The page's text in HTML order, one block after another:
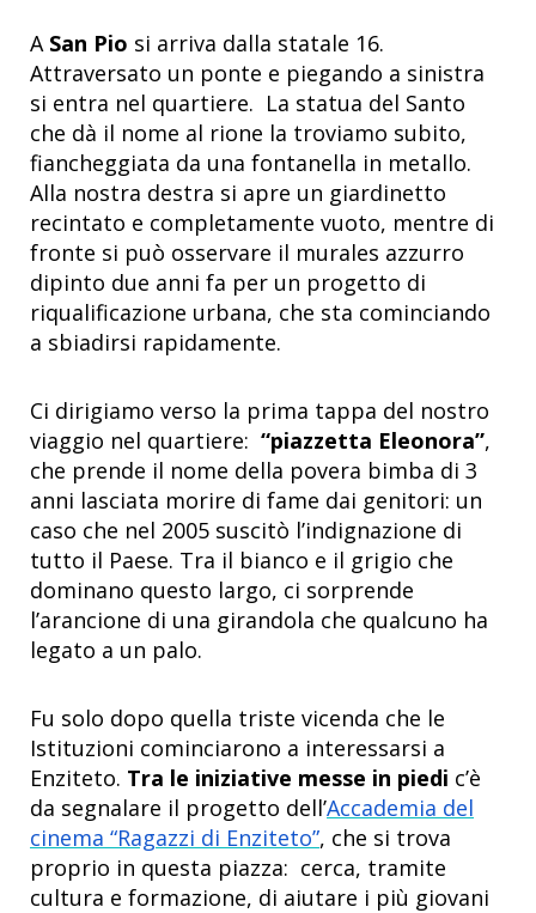
A San Pio si arriva dalla statale 16.
Attraversato un ponte e piegando a sinistra
si entra nel quartiere. La statua del Santo
che dà il nome al rione la troviamo subito,
fiancheggiata da una fontanella in metallo.
Alla nostra destra si apre un giardinetto
recintato e completamente vuoto, mentre di
fronte si può osservare il murales azzurro
dipinto due anni fa per un progetto di
riqualificazione urbana, che sta cominciando
a sbiadirsi rapidamente.
Ci dirigiamo verso la prima tappa del nostro
viaggio nel quartiere: “piazzetta Eleonora”,
che prende il nome della povera bimba di 3
anni lasciata morire di fame dai genitori: un
caso che nel 2005 suscitò l’indignazione di
tutto il Paese. Tra il bianco e il grigio che
dominano questo largo, ci sorprende
l’arancione di una girandola che qualcuno ha
legato a un palo.
Fu solo dopo quella triste vicenda che le
Istituzioni cominciarono a interessarsi a
Enziteto. Tra le iniziative messe in piedi c’è
da segnalare il progetto dell’Accademia del
cinema “Ragazzi di Enziteto”, che si trova
proprio in questa piazza: cerca, tramite
cultura e formazione, di aiutare i più giovani